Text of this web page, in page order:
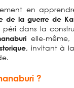
en
de la guerre de
péri dans la
elle-même,
, invitant à
?